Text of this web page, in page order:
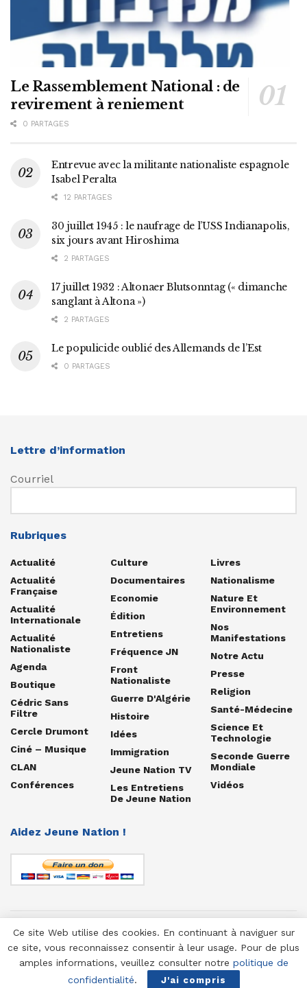
Le Rassemblement National : de
revirement à reniement
0 PARTAGES
Entrevue avec la militante nationaliste espagnole
Isabel Peralta
12 PARTAGES
30 juillet 1945 : le naufrage de l’USS Indianapolis,
six jours avant Hiroshima
2 PARTAGES
17 juillet 1932 : Altonaer Blutsonntag (« dimanche
sanglant à Altona »)
2 PARTAGES
Le populicide oublié des Allemands de l’Est
0 PARTAGES
Lettre d’information
Courriel
Rubriques
Actualité
Actualité
Française
Actualité
Internationale
Actualité
Nationaliste
Agenda
Boutique
Cédric Sans
Filtre
Cercle Drumont
Ciné – Musique
CLAN
Conférences
Culture
Documentaires
Economie
Édition
Entretiens
Fréquence JN
Front
Nationaliste
Guerre D'Algérie
Histoire
Idées
Immigration
Jeune Nation TV
Les Entretiens
De Jeune Nation
Livres
Nationalisme
Nature Et
Environnement
Nos
Manifestations
Notre Actu
Presse
Religion
Santé-Médecine
Science Et
Technologie
Seconde Guerre
Mondiale
Vidéos
Aidez Jeune Nation !
© 1958-2025 Jeune Nation
Ce site Web utilise des cookies. En continuant à naviguer sur
ce site, vous reconnaissez consentir à leur usage. Pour de plus
amples informations, veuillez consulter notre politique de
confidentialité. J'ai compris